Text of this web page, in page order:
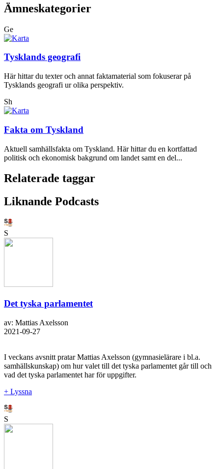
Ämneskategorier
Ge
Tysklands geografi
Här hittar du texter och annat faktamaterial som fokuserar på
Tysklands geografi ur olika perspektiv.
Sh
Fakta om Tyskland
Aktuell samhällsfakta om Tyskland. Här hittar du en kortfattad
politisk och ekonomisk bakgrund om landet samt en del...
Relaterade taggar
Liknande Podcasts
S
Det tyska parlamentet
av: Mattias Axelsson
2021-09-27
I veckans avsnitt pratar Mattias Axelsson (gymnasielärare i bl.a.
samhällskunskap) om hur valet till det tyska parlamentet går till och
vad det tyska parlamentet har för uppgifter.
+ Lyssna
S